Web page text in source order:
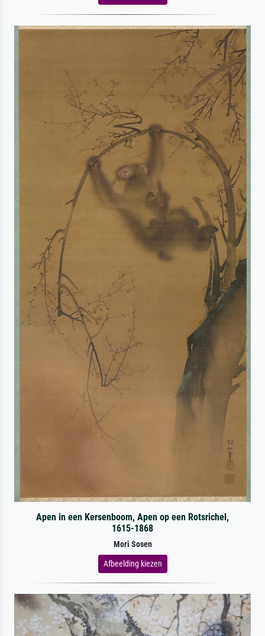
Apen in een Kersenboom, Apen op een Rotsrichel,
1615-1868
Mori Sosen
Afbeelding kiezen